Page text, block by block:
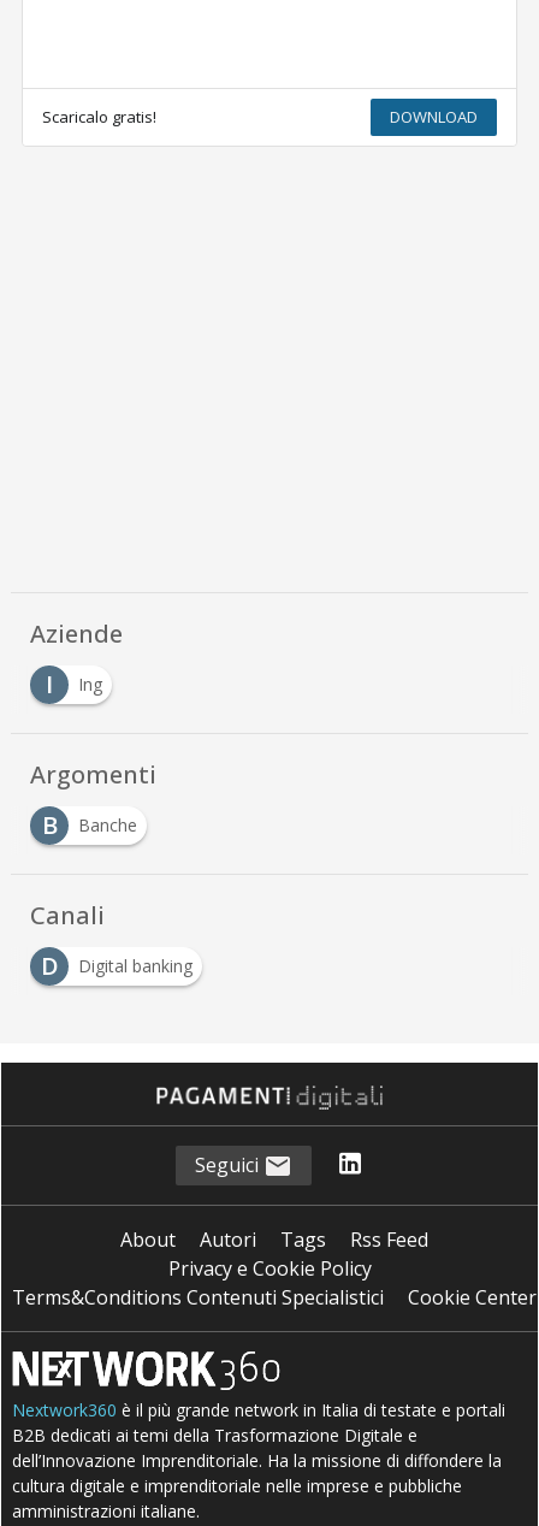
Scaricalo gratis! DOWNLOAD
Aziende
I
Ing
Argomenti
B
Banche
Canali
D
Digital banking
Seguici
About Autori Tags
Rss Feed
Privacy e Cookie Policy
Terms&Conditions Contenuti Specialistici
Cookie Center
Nextwork360 è il più grande network in Italia di testate e portali
B2B dedicati ai temi della Trasformazione Digitale e
dell’Innovazione Imprenditoriale. Ha la missione di diffondere la
cultura digitale e imprenditoriale nelle imprese e pubbliche
amministrazioni italiane.